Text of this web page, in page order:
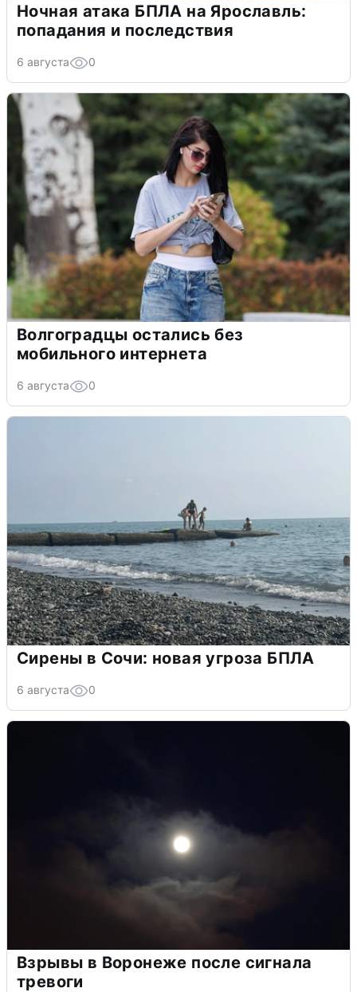
Ночная атака БПЛА на Ярославль:
попадания и последствия
6 августа 0
Волгоградцы остались без
мобильного интернета
6 августа 0
Сирены в Сочи: новая угроза БПЛА
6 августа 0
Взрывы в Воронеже после сигнала
тревоги